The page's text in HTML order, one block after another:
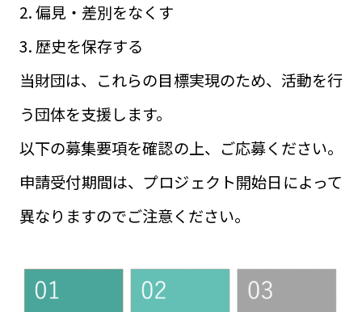
2. 偏見・差別をなくす
3. 歴史を保存する
当財団は、これらの目標実現のため、活動を行
う団体を支援します。
以下の募集要項を確認の上、ご応募ください。
申請受付期間は、プロジェクト開始日によって
異なりますのでご注意ください。